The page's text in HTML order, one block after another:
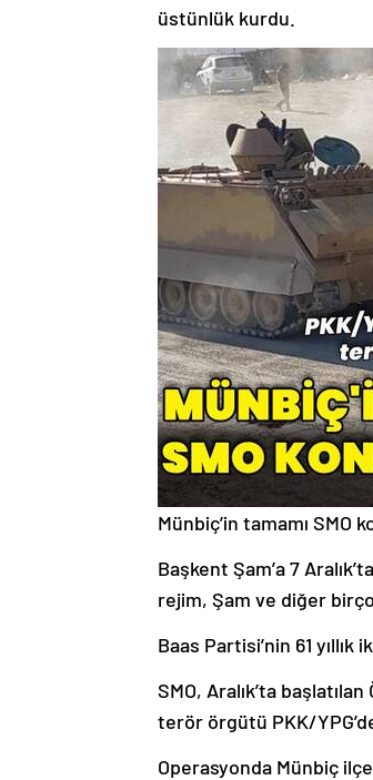
üstünlük kurdu.
Münbiç’in tamamı SMO
Başkent Şam’a 7
rejim, Şam ve diğer
Baas Partisi’nin 61
SMO, Aralık’ta
terör örgütü PKK/
Operasyonda Münbiç